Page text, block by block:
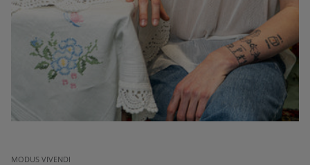
MODUS VIVENDI